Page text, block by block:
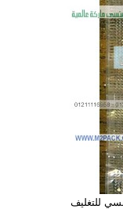
للتغليف